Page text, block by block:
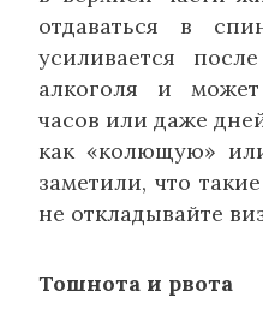
отдаваться в
усиливается
алкоголя и
часов или даже
как «колющую»
заметили, что
не откладывайте
Тошнота и рвота